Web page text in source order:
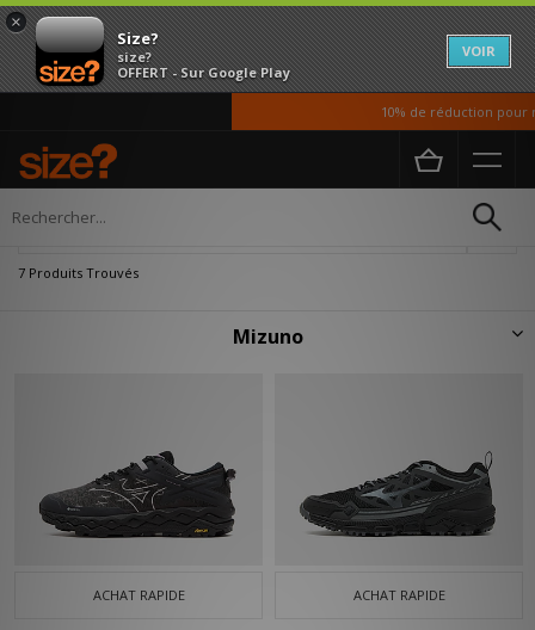
×
Size?
size?
OFFERT - Sur Google Play
VOIR
10% de réduction pour
Accueil Mizuno
7 Produits Trouvés
Mizuno
sélection de chaussures Mizuno pour homme et femme.
ACHAT RAPIDE ACHAT RAPIDE